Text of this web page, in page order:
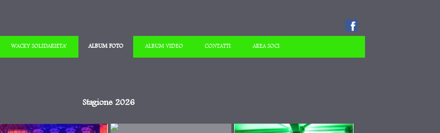
WACKY SOLIDARIETA’ ALBUM FOTO ALBUM VIDEO CONTATTI AREA SOCI
Stagione 2026